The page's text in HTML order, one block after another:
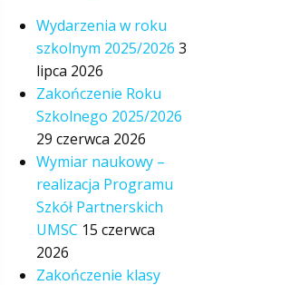
Wydarzenia w roku
szkolnym 2025/2026 3
lipca 2026
Zakończenie Roku
Szkolnego 2025/2026
29 czerwca 2026
Wymiar naukowy –
realizacja Programu
Szkół Partnerskich
UMSC 15 czerwca
2026
Zakończenie klasy